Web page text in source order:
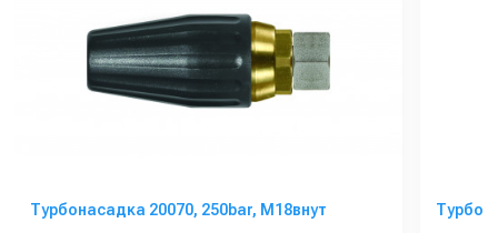
Турбонасадка 20070, 250bar, М18внут